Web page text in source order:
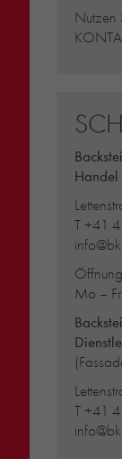
Nutzen
T+41
Mo –
T+41